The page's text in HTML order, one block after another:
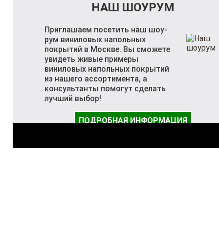
НАШ ШОУРУМ
Приглашаем посетить наш шоу-
рум виниловых напольных
покрытий в Москве. Вы сможете
увидеть живые примеры
виниловых напольных покрытий
из нашего ассортимента, а
консультанты помогут сделать
лучший выбор!
ПОДРОБНАЯ ИНФОРМАЦИЯ